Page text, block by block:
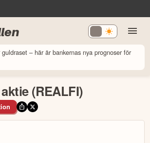
– här är bankernas nya prognoser för
(REALFI)